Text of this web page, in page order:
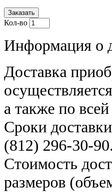
Заказать
Кол-во
Информация о
Доставка
а также по
Сроки
(812) 296-30-90.
Стоимость
размеров